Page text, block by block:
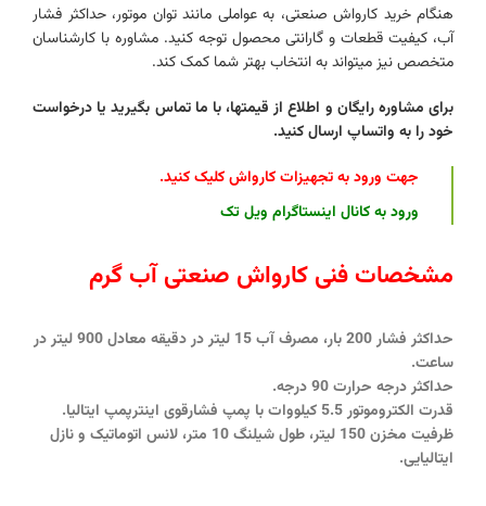
هنگام خرید کارواش صنعتی، به عواملی مانند توان موتور، حداکثر فشار
آب، کیفیت قطعات و گارانتی محصول توجه کنید. مشاوره با کارشناسان
متخصص نیز میتواند به انتخاب بهتر شما کمک کند.
برای مشاوره رایگان و اطلاع از قیمتها، با ما تماس بگیرید یا درخواست
خود را به واتساپ ارسال کنید.
جهت ورود به تجهیزات کارواش کلیک کنید.
ورود به کانال اینستاگرام ویل تک
مشخصات فنی کارواش صنعتی آب گرم
حداکثر فشار 200 بار، مصرف آب 15 لیتر در دقیقه معادل 900 لیتر در
ساعت.
حداکثر درجه حرارت 90 درجه.
قدرت الکتروموتور 5.5 کیلووات با پمپ فشارقوی اینترپمپ ایتالیا.
ظرفیت مخزن 150 لیتر، طول شیلنگ 10 متر، لانس اتوماتیک و نازل
ایتالیایی.